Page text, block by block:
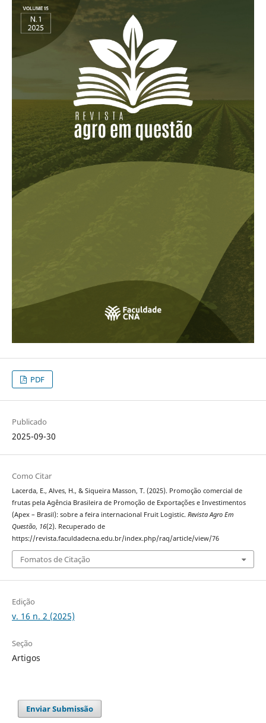
PDF
Publicado
2025-09-30
Como Citar
Lacerda, E., Alves, H., & Siqueira Masson, T. (2025). Promoção comercial de
frutas pela Agência Brasileira de Promoção de Exportações e Investimentos
(Apex – Brasil): sobre a feira internacional Fruit Logistic. Revista Agro Em
Questão, 16(2). Recuperado de
https://revista.faculdadecna.edu.br/index.php/raq/article/view/76
Fomatos de Citação
Edição
v. 16 n. 2 (2025)
Seção
Artigos
Enviar Submissão